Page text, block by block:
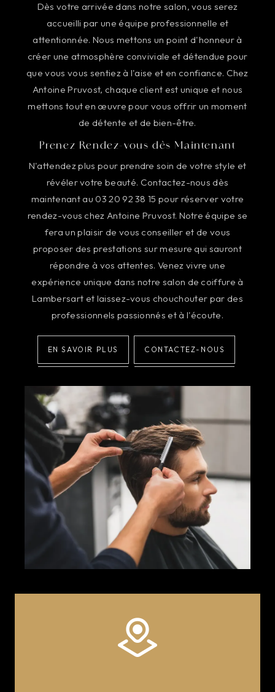
Dès votre arrivée dans notre salon, vous serez
accueilli par une équipe professionnelle et
attentionnée. Nous mettons un point d'honneur à
créer une atmosphère conviviale et détendue pour
que vous vous sentiez à l'aise et en confiance. Chez
Antoine Pruvost, chaque client est unique et nous
mettons tout en œuvre pour vous offrir un moment
de détente et de bien-être.
Prenez Rendez-vous dès Maintenant
N'attendez plus pour prendre soin de votre style et
révéler votre beauté. Contactez-nous dès
maintenant au 03 20 92 38 15 pour réserver votre
rendez-vous chez Antoine Pruvost. Notre équipe se
fera un plaisir de vous conseiller et de vous
proposer des prestations sur mesure qui sauront
répondre à vos attentes. Venez vivre une
expérience unique dans notre salon de coiffure à
Lambersart et laissez-vous chouchouter par des
professionnels passionnés et à l'écoute.
EN SAVOIR PLUS CONTACTEZ-NOUS